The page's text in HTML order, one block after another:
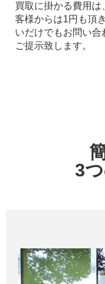
買取に掛かる費用
客様からは1円も頂
いだけでもお問い
ご提示致します。
3